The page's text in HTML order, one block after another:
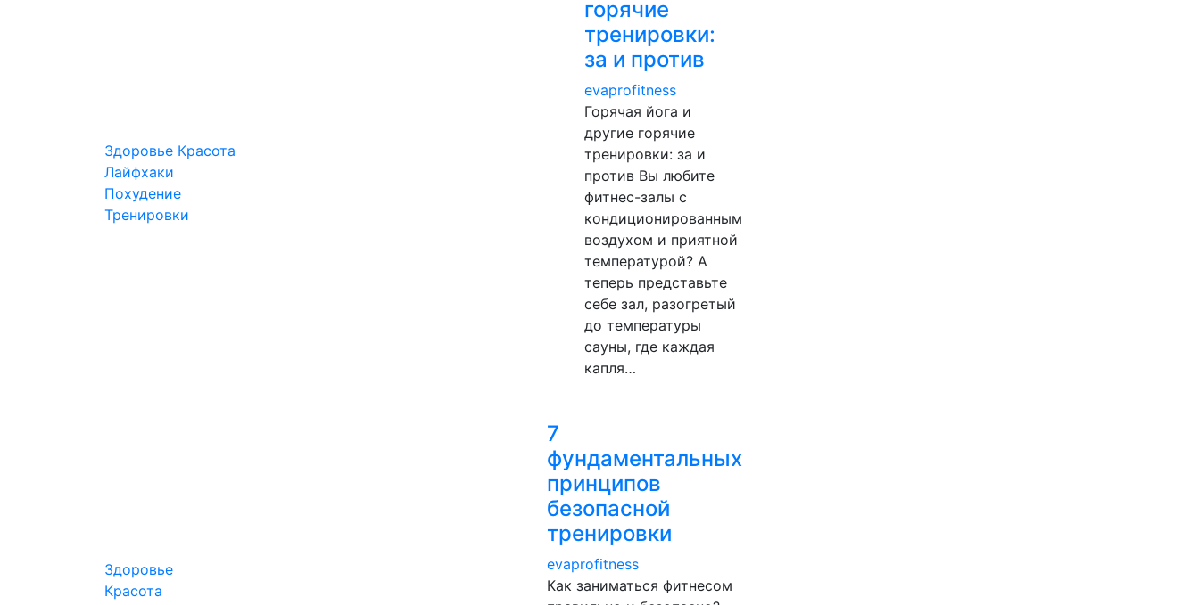
Здоровье Красота
Лайфхаки
Похудение
Тренировки
горячие
тренировки:
за и против
evaprofitness
Горячая йога и
другие горячие
тренировки: за и
против Вы любите
фитнес-залы с
кондиционированным
воздухом и приятной
температурой? А
теперь представьте
себе зал, разогретый
до температуры
сауны, где каждая
капля…
Здоровье
Красота
7
фундаментальных
принципов
безопасной
тренировки
evaprofitness
Как заниматься фитнесом